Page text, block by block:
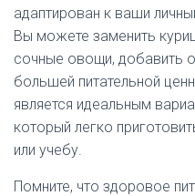
адаптирован к ваши
Вы можете заменить
сочные овощи, добавить
большей питательной
является идеальным
который легко
или учебу.
Помните, что здоровое